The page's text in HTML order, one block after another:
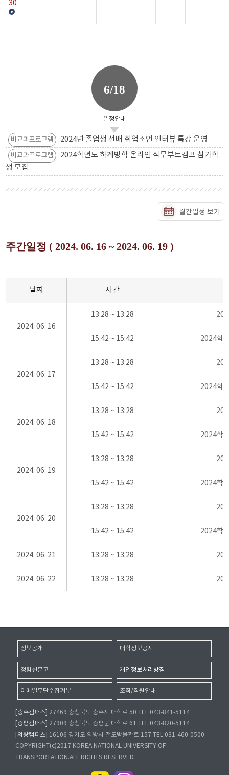
30
6/18
일정안내
비교과프로그램 2024년 졸업생 선배 취업조언 인터뷰 특강 운영
비교과프로그램
2024학년도 하계방학 온라인 직무부트캠프 참가학
생 모집
월간일정 보기
주간일정 ( 2024. 06. 16 ~ 2024. 06. 19 )
날짜 시간
2024. 06. 16
13:28 ~ 13:28
15:42 ~ 15:42 2024학
2024. 06. 17
13:28 ~ 13:28
15:42 ~ 15:42 2024학
2024. 06. 18
13:28 ~ 13:28
15:42 ~ 15:42 2024학
2024. 06. 19
13:28 ~ 13:28
15:42 ~ 15:42 2024학
2024. 06. 20
13:28 ~ 13:28
15:42 ~ 15:42 2024학
2024. 06. 21 13:28 ~ 13:28
2024. 06. 22 13:28 ~ 13:28
정보공개 대학정보공시
청렴신문고 개인정보처리방침
이메일무단수집거부 조직/직원안내
[충주캠퍼스]
27469 충청북도 충주시 대학로 50 TEL.043-841-5114
[증평캠퍼스]
27909 충청북도 증평군 대학로 61 TEL.043-820-5114
[의왕캠퍼스]
16106 경기도 의왕시 철도박물관로 157 TEL.031-460-0500
COPYRIGHT(c)2017 KOREA NATIONAL UNIVERSITY OF
TRANSPORTATION.ALL RIGHTS RESERVED